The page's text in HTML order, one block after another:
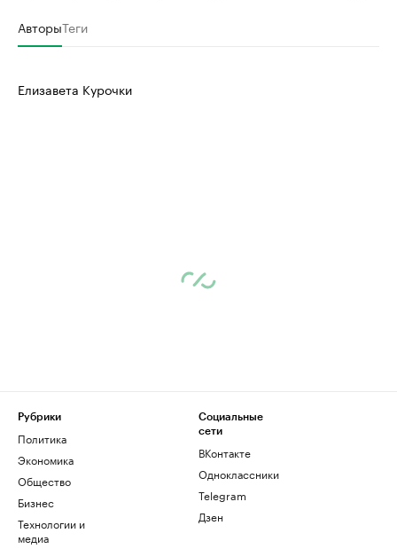
АвторыТеги
Елизавета Курочки
Рубрики
Политика
Экономика
Общество
Бизнес
Технологии и
медиа
Социальные
сети
ВКонтакте
Одноклассники
Telegram
Дзен